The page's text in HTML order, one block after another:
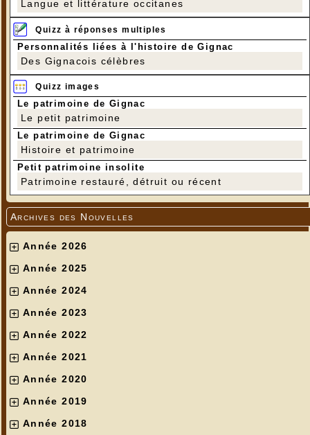
Langue et littérature occitanes
Quizz à réponses multiples
Personnalités liées à l'histoire de Gignac
Des Gignacois célèbres
Quizz images
Le patrimoine de Gignac
Le petit patrimoine
Le patrimoine de Gignac
Histoire et patrimoine
Petit patrimoine insolite
Patrimoine restauré, détruit ou récent
Archives des Nouvelles
Année 2026
Année 2025
Année 2024
Année 2023
Année 2022
Année 2021
Année 2020
Année 2019
Année 2018